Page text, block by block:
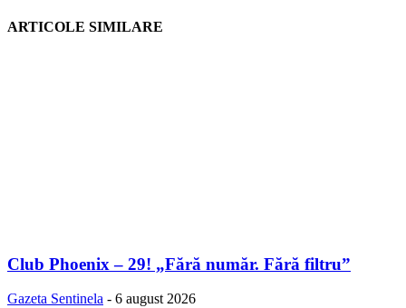
ARTICOLE SIMILARE
Club Phoenix – 29! „Fără număr. Fără filtru”
Gazeta Sentinela - 6 august 2026